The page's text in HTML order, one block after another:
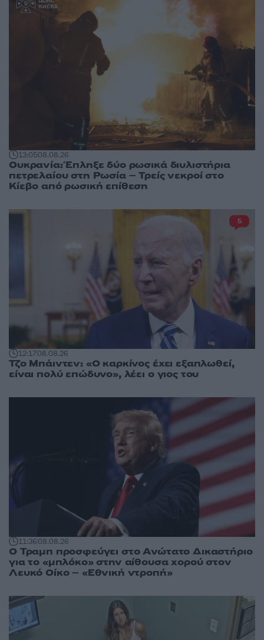
13:0508.08.26
Ουκρανία: Έπληξε δύο ρωσικά διυλιστήρια
πετρελαίου στη Ρωσία – Τρείς νεκροί στο
Κίεβο από ρωσική επίθεση
12:1708.08.26
Τζο Μπάιντεν: «Ο καρκίνος έχει εξαπλωθεί,
είναι πολύ επώδυνο», λέει ο γιος του
5
11:3608.08.26
Ο Τραμπ προσφεύγει στο Ανώτατο Δικαστήριο
για το «μπλόκο» στην αίθουσα χορού στον
Λευκό Οίκο – «Εθνική ντροπή»